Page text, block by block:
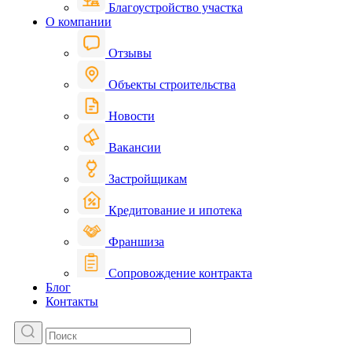
Благоустройство участка
О компании
Отзывы
Объекты строительства
Новости
Вакансии
Застройщикам
Кредитование и ипотека
Франшиза
Сопровождение контракта
Блог
Контакты